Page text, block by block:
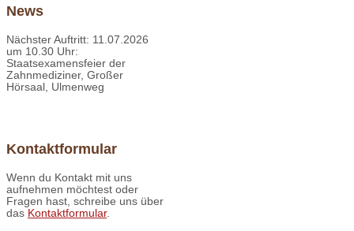
News
Nächster Auftritt: 11.07.2026
um 10.30 Uhr:
Staatsexamensfeier der
Zahnmediziner, Großer
Hörsaal, Ulmenweg
Kontaktformular
Wenn du Kontakt mit uns
aufnehmen möchtest oder
Fragen hast, schreibe uns über
das Kontaktformular.